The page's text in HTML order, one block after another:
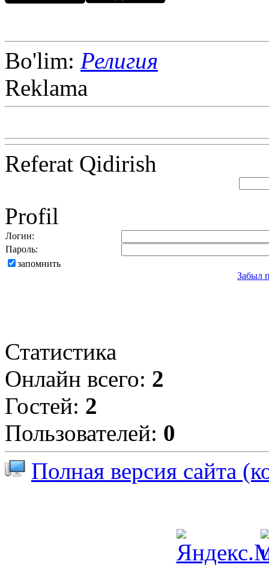
Bo'lim: Религия
Reklama
Referat Qidirish
Profil
Логин:
Пароль:
запомнить
Забыл
Статистика
Онлайн всего: 2
Гостей: 2
Пользователей: 0
Полная версия сайта